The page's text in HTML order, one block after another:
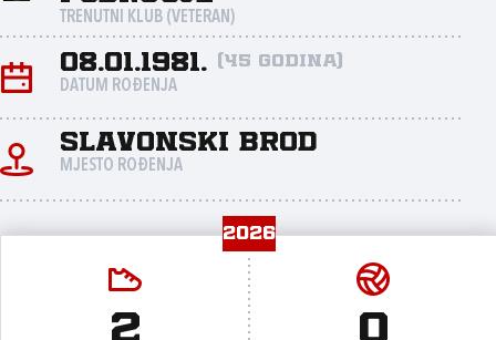
TRENUTNI KLUB (VETERAN)
08.01.1981. (45 godina)
DATUM ROĐENJA
Slavonski Brod
MJESTO ROĐENJA
2026
2 0